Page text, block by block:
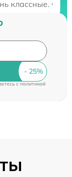
классные.
cполитикой